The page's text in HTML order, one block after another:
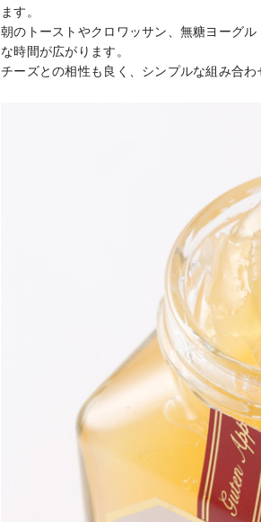
ます。
朝のトーストやクロワッサン、無糖ヨーグ
な時間が広がります。
チーズとの相性も良く、シンプルな組み合わ